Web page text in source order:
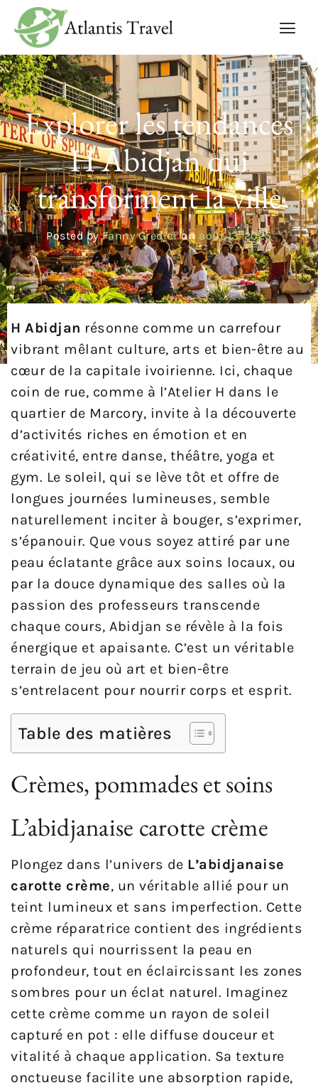
AFRIQUE
Explorer les tendances
H Abidjan qui
transforment la ville
Posted by Fanny Gredier on août 13, 2025
H Abidjan résonne comme un carrefour
vibrant mêlant culture, arts et bien-être au
cœur de la capitale ivoirienne. Ici, chaque
coin de rue, comme à l’Atelier H dans le
quartier de Marcory, invite à la découverte
d’activités riches en émotion et en
créativité, entre danse, théâtre, yoga et
gym. Le soleil, qui se lève tôt et offre de
longues journées lumineuses, semble
naturellement inciter à bouger, s’exprimer,
s’épanouir. Que vous soyez attiré par une
peau éclatante grâce aux soins locaux, ou
par la douce dynamique des salles où la
passion des professeurs transcende
chaque cours, Abidjan se révèle à la fois
énergique et apaisante. C’est un véritable
terrain de jeu où art et bien-être
s’entrelacent pour nourrir corps et esprit.
Table des matières
Crèmes, pommades et soins
L’abidjanaise carotte crème
Plongez dans l’univers de L’abidjanaise
carotte crème, un véritable allié pour un
teint lumineux et sans imperfection. Cette
crème réparatrice contient des ingrédients
naturels qui nourrissent la peau en
profondeur, tout en éclaircissant les zones
sombres pour un éclat naturel. Imaginez
cette crème comme un rayon de soleil
capturé en pot : elle diffuse douceur et
vitalité à chaque application. Sa texture
onctueuse facilite une absorption rapide,